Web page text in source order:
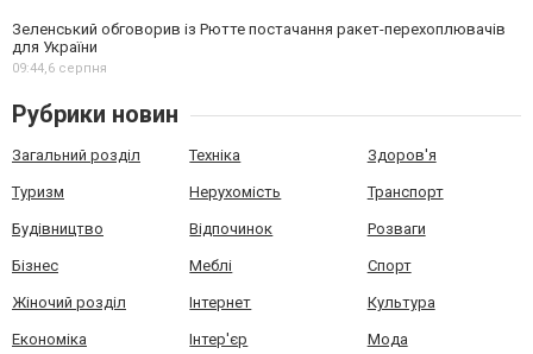
Зеленський обговорив із Рютте постачання ракет-перехоплювачів
для України
09:44,6 серпня
Рубрики новин
Загальний розділ Техніка Здоров'я
Туризм Нерухомість Транспорт
Будівництво Відпочинок Розваги
Бізнес Меблі Спорт
Жіночий розділ Інтернет Культура
Економіка Інтер'єр Мода